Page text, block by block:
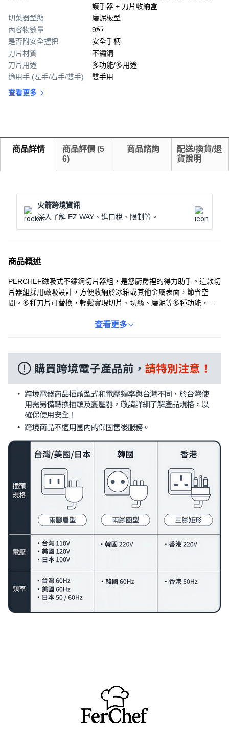
護手器 + 刀片收納盒
切菜器型態
磨泥板型
內容物數量
9種
是否附安全握把
安全手柄
刀片材質
不鏽鋼
刀片用途
多功能/多用途
適用手 (左手/右手/雙手)
雙手用
查看更多
商品詳情 商品評價 (5
6)
商品諮詢
配送/換貨/退
貨說明
火箭跨境資訊
深入了解 EZ WAY、進口稅、限制等。
商品概述
PERCHEF磁吸式不鏽鋼切片器組，是您廚房裡的得力助手。這款切
片器組採用磁吸設計，方便收納於冰箱或其他金屬表面，節省空
間。多種刀片可替換，輕鬆實現切片、切絲、磨泥等多種功能，滿
心，避免刀具帶來的傷害。不鏽鋼材質堅固耐用，讓您長久使用。
查看更多